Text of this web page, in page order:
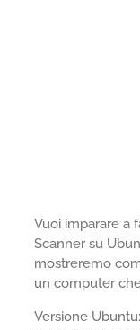
Vuoi imparare a
Scanner su
mostreremo
un computer
Versione